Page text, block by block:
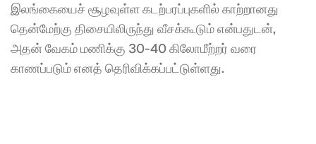
இலங்கையைச் சூழவுள்ள கடற்பரப்புகளில் காற்றானது
தென்மேற்கு திசையிலிருந்து வீசக்கூடும் என்பதுடன்,
அதன் வேகம் மணிக்கு 30-40 கிலோமீற்றர் வரை
காணப்படும் எனத் தெரிவிக்கப்பட்டுள்ளது.